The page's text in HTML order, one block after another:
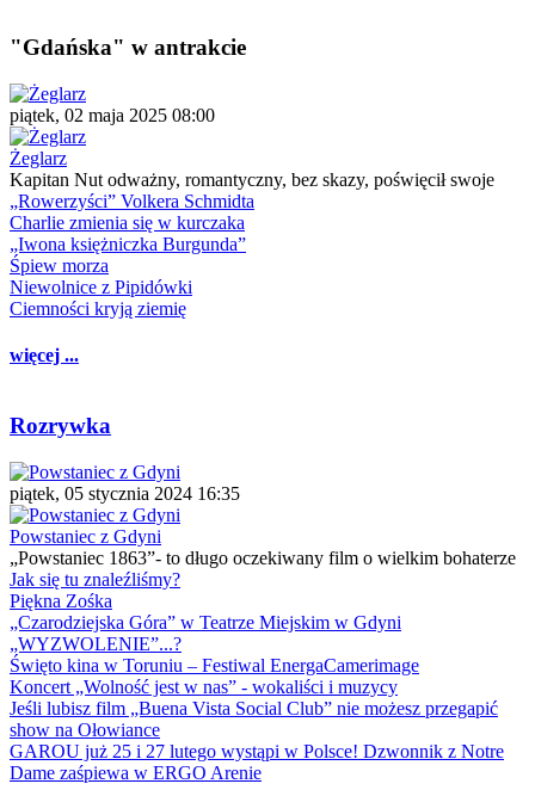
"Gdańska" w antrakcie
piątek, 02 maja 2025 08:00
Żeglarz
Kapitan Nut odważny, romantyczny, bez skazy, poświęcił swoje
„Rowerzyści” Volkera Schmidta
Charlie zmienia się w kurczaka
„Iwona księżniczka Burgunda”
Śpiew morza
Niewolnice z Pipidówki
Ciemności kryją ziemię
więcej ...
Rozrywka
piątek, 05 stycznia 2024 16:35
Powstaniec z Gdyni
„Powstaniec 1863”- to długo oczekiwany film o wielkim bohaterze
Jak się tu znaleźliśmy?
Piękna Zośka
„Czarodziejska Góra” w Teatrze Miejskim w Gdyni
„WYZWOLENIE”...?
Święto kina w Toruniu – Festiwal EnergaCamerimage
Koncert „Wolność jest w nas” - wokaliści i muzycy
Jeśli lubisz film „Buena Vista Social Club” nie możesz przegapić
show na Ołowiance
GAROU już 25 i 27 lutego wystąpi w Polsce! Dzwonnik z Notre
Dame zaśpiewa w ERGO Arenie